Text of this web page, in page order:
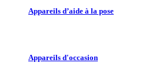
Appareils d’aide à la pose
Appareils d'occasion